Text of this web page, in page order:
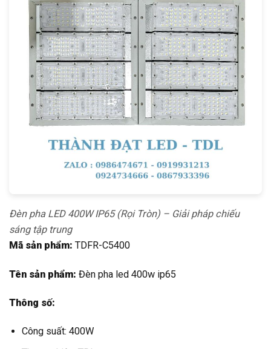
Đèn pha LED 400W IP65 (Rọi Tròn) – Giải pháp chiếu
sáng tập trung
Mã sản phẩm: TDFR-C5400
Tên sản phẩm: Đèn pha led 400w ip65
Thông số:
Công suất: 400W